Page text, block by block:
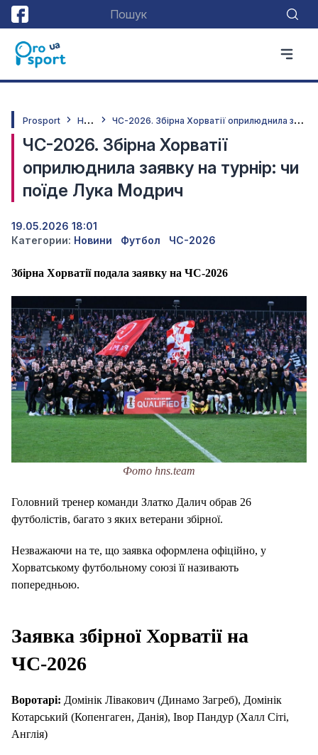
Prosport Н
овини Ч
С-2026. Збірна Хорватії оприлюднила заявку на турнір: чи поїде Лука Модрич
ЧС-2026. Збірна Хорватії
оприлюднила заявку на турнір: чи
поїде Лука Модрич
19.05.2026 18:01
Категории: Новини Футбол ЧС-2026
Збірна Хорватії подала заявку на ЧС-2026
Фото hns.team
Головний тренер команди Златко Далич обрав 26
футболістів, багато з яких ветерани збірної.
Незважаючи на те, що заявка оформлена офіційно, у
Хорватському футбольному союзі її називають
попередньою.
Заявка збірної Хорватії на
ЧС-2026
Воротарі: Домінік Лівакович (Динамо Загреб), Домінік
Котарський (Копенгаген, Данія), Івор Пандур (Халл Сіті,
Англія)